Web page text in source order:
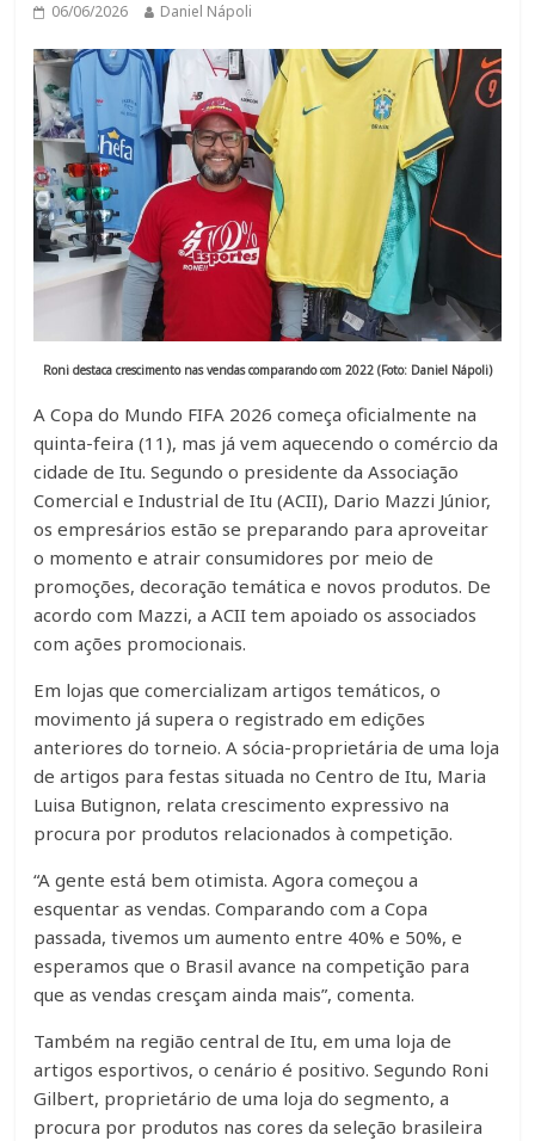
06/06/2026 Daniel Nápoli
Roni destaca crescimento nas vendas comparando com 2022 (Foto: Daniel Nápoli)
A Copa do Mundo FIFA 2026 começa oficialmente na
quinta-feira (11), mas já vem aquecendo o comércio da
cidade de Itu. Segundo o presidente da Associação
Comercial e Industrial de Itu (ACII), Dario Mazzi Júnior,
os empresários estão se preparando para aproveitar
o momento e atrair consumidores por meio de
promoções, decoração temática e novos produtos. De
acordo com Mazzi, a ACII tem apoiado os associados
com ações promocionais.
Em lojas que comercializam artigos temáticos, o
movimento já supera o registrado em edições
anteriores do torneio. A sócia-proprietária de uma loja
de artigos para festas situada no Centro de Itu, Maria
Luisa Butignon, relata crescimento expressivo na
procura por produtos relacionados à competição.
“A gente está bem otimista. Agora começou a
esquentar as vendas. Comparando com a Copa
passada, tivemos um aumento entre 40% e 50%, e
esperamos que o Brasil avance na competição para
que as vendas cresçam ainda mais”, comenta.
Também na região central de Itu, em uma loja de
artigos esportivos, o cenário é positivo. Segundo Roni
Gilbert, proprietário de uma loja do segmento, a
procura por produtos nas cores da seleção brasileira